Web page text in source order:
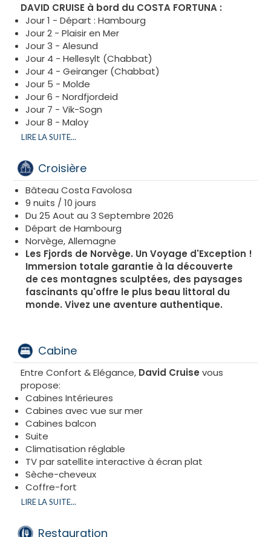
DAVID CRUISE à bord du COSTA FORTUNA :
Jour 1 - Départ : Hambourg
Jour 2 - Plaisir en Mer
Jour 3 - Alesund
Jour 4 - Hellesylt (Chabbat)
Jour 4 - Geiranger (Chabbat)
Jour 5 - Molde
Jour 6 - Nordfjordeid
Jour 7 - Vik-Sogn
Jour 8 - Maloy
Jour 9 - Plaisir en Mer
LIRE LA SUITE...
Croisière
Bâteau Costa Favolosa
9 nuits / 10 jours
Du 25 Aout au 3 Septembre 2026
Départ de Hambourg
Norvège, Allemagne
Les Fjords de Norvège. Un Voyage d'Exception !
Immersion totale garantie à la découverte
de ces montagnes sculptées, des paysages
fascinants qu'offre le plus beau littoral du
monde. Vivez une aventure authentique.
Cabine
Entre Confort & Elégance, David Cruise vous
propose:
Cabines Intérieures
Cabines avec vue sur mer
Cabines balcon
Suite
Climatisation réglable
TV par satellite interactive à écran plat
Sèche-cheveux
Coffre-fort
Steward toujours disponible
Mini-bar et room-service 24h/24 (service payant)
LIRE LA SUITE...
Restauration